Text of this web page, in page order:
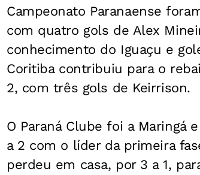
Campeonato Paranaense
com quatro gols de Alex
conhecimento do Iguaçu e
Coritiba contribuiu para o
2, com três gols de Keirrison.
O Paraná Clube foi a Maringá
a 2 com o líder da primeira
perdeu em casa, por 3 a 1,